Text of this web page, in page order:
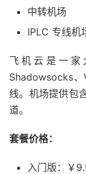
中转机场
IPLC 专线机
飞机云是一家
Shadowsocks
线。机场提供包
道。
套餐价格：
入门版：￥